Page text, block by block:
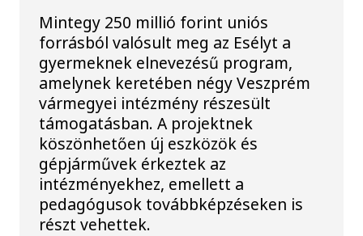
Mintegy 250 millió forint uniós
forrásból valósult meg az Esélyt a
gyermeknek elnevezésű program,
amelynek keretében négy Veszprém
vármegyei intézmény részesült
támogatásban. A projektnek
köszönhetően új eszközök és
gépjárművek érkeztek az
intézményekhez, emellett a
pedagógusok továbbképzéseken is
részt vehettek.